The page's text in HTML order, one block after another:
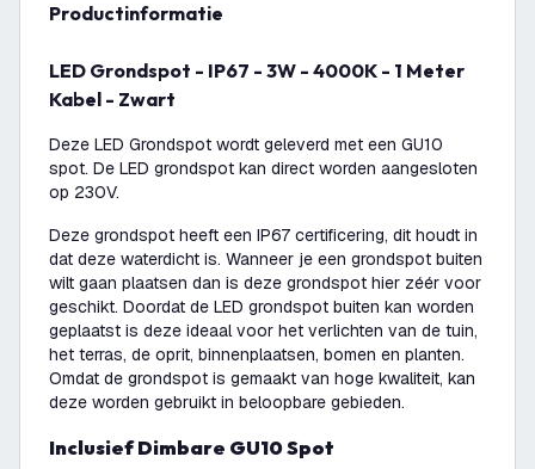
productinformatie
LED Grondspot - IP67 - 3W - 4000K - 1 Meter
Kabel - Zwart
Deze LED Grondspot wordt geleverd met een GU10
spot. De LED grondspot kan direct worden aangesloten
op 230V.
Deze grondspot heeft een IP67 certificering, dit houdt in
dat deze waterdicht is. Wanneer je een grondspot buiten
wilt gaan plaatsen dan is deze grondspot hier zéér voor
geschikt. Doordat de LED grondspot buiten kan worden
geplaatst is deze ideaal voor het verlichten van de tuin,
het terras, de oprit, binnenplaatsen, bomen en planten.
Omdat de grondspot is gemaakt van hoge kwaliteit, kan
deze worden gebruikt in beloopbare gebieden.
Inclusief Dimbare GU10 Spot